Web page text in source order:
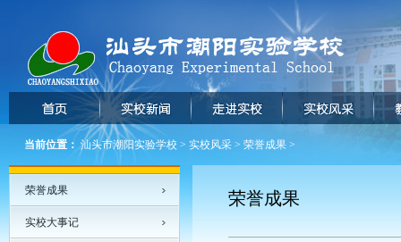
当前位置： 汕头市潮阳实验学校 > 实校风采 > 荣誉成果 >
荣誉成果
实校大事记
荣誉成果